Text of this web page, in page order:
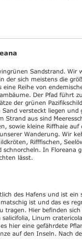
Sandstrand. Wir
der sich meistens die
Reihe von
Der Pfad führt
der grünen
versteckt liegen und
Strand aus sind
sowie kleine Riffhaie
Wanderung. Wir
Rifffischen,
In Floreana
lässt.
des Hafens und ist
ist und das es
tragen. Hier befinden
Linum
hier eine gefährdete
auf den Inseln. Nach